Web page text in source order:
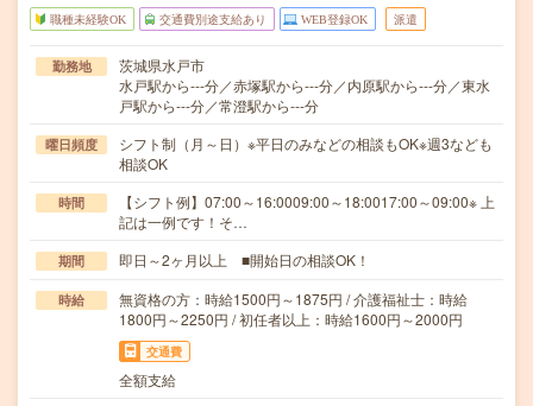
職種未経験OK 交通費別途支給あり WEB登録OK 派遣
勤務地
茨城県水戸市
水戸駅から---分／赤塚駅から---分／内原駅から---分／東水
戸駅から---分／常澄駅から---分
曜日頻度
シフト制（月～日）※平日のみなどの相談もOK※週3なども
相談OK
時間
【シフト例】07:00～16:0009:00～18:0017:00～09:00※ 上
記は一例です！そ…
期間 即日～2ヶ月以上 ■開始日の相談OK！
時給
無資格の方：時給1500円～1875円 / 介護福祉士：時給
1800円～2250円 / 初任者以上：時給1600円～2000円
交通費
全額支給